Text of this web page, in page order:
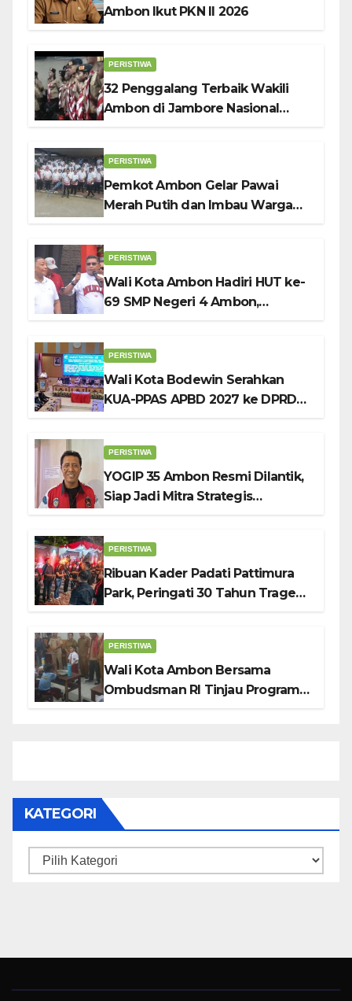
Ambon Ikut PKN II 2026
PERISTIWA
32 Penggalang Terbaik Wakili
Ambon di Jambore Nasional
PERISTIWA
Pemkot Ambon Gelar Pawai
Merah Putih dan Imbau Warga
PERISTIWA
Wali Kota Ambon Hadiri HUT ke-
69 SMP Negeri 4 Ambon,
PERISTIWA
Wali Kota Bodewin Serahkan
KUA-PPAS APBD 2027 ke DPRD
PERISTIWA
YOGIP 35 Ambon Resmi Dilantik,
Siap Jadi Mitra Strategis
PERISTIWA
Ribuan Kader Padati Pattimura
Park, Peringati 30 Tahun Tragedi
PERISTIWA
Wali Kota Ambon Bersama
Ombudsman RI Tinjau Program
KATEGORI
Kategori